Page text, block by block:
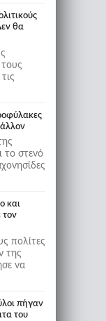
θα
το στενό
και
τον
πολίτες
της
να
πήγαν
του